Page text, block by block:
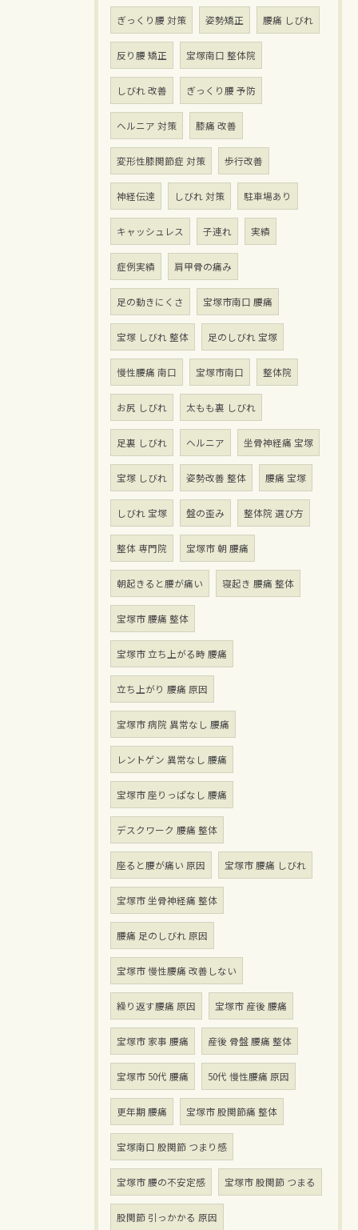
ぎっくり腰 対策 姿勢矯正 腰痛 しびれ
反り腰 矯正 宝塚南口 整体院
しびれ 改善 ぎっくり腰 予防
ヘルニア 対策 膝痛 改善
変形性膝関節症 対策 歩行改善
神経伝達 しびれ 対策 駐車場あり
キャッシュレス 子連れ 実績
症例実績 肩甲骨の痛み
足の動きにくさ 宝塚市南口 腰痛
宝塚 しびれ 整体 足のしびれ 宝塚
慢性腰痛 南口 宝塚市南口 整体院
お尻 しびれ 太もも裏 しびれ
足裏 しびれ ヘルニア 坐骨神経痛 宝塚
宝塚 しびれ 姿勢改善 整体 腰痛 宝塚
しびれ 宝塚 盤の歪み 整体院 選び方
整体 専門院 宝塚市 朝 腰痛
朝起きると腰が痛い 寝起き 腰痛 整体
宝塚市 腰痛 整体
宝塚市 立ち上がる時 腰痛
立ち上がり 腰痛 原因
宝塚市 病院 異常なし 腰痛
レントゲン 異常なし 腰痛
宝塚市 座りっぱなし 腰痛
デスクワーク 腰痛 整体
座ると腰が痛い 原因 宝塚市 腰痛 しびれ
宝塚市 坐骨神経痛 整体
腰痛 足のしびれ 原因
宝塚市 慢性腰痛 改善しない
繰り返す腰痛 原因 宝塚市 産後 腰痛
宝塚市 家事 腰痛 産後 骨盤 腰痛 整体
宝塚市 50代 腰痛 50代 慢性腰痛 原因
更年期 腰痛 宝塚市 股関節痛 整体
宝塚南口 股関節 つまり感
宝塚市 腰の不安定感 宝塚市 股関節 つまる
股関節 引っかかる 原因